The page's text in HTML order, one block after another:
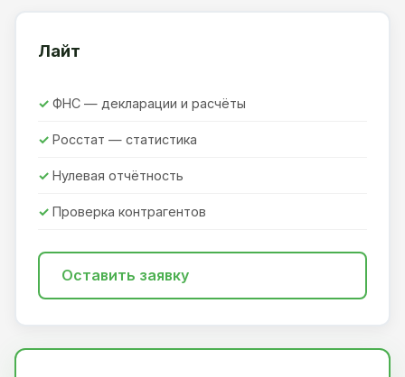
Лайт
ФНС — декларации и расчёты
Росстат — статистика
Нулевая отчётность
Проверка контрагентов
Оставить заявку